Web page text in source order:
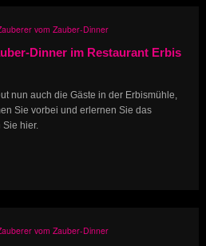
vom Zauber-Dinner
Dinner im Restaurant Erbis
nun auch die Gäste in der Erbismühle,
Sie vorbei und erlernen Sie das
Sie hier.
vom Zauber-Dinner